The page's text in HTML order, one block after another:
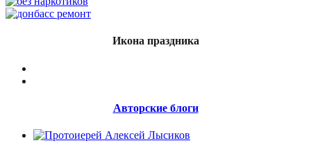
Икона праздника
Авторские блоги